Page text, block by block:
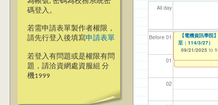
碼登入。
若需申請表單製作者權限，
請先行登入後填寫申請表單
若登入有問題或是權限有問
題，請洽資網處資服組 分
機1999
All day
Before 01
01
02
【資網處】
整合系統～表單
03/27/2013 to
我愛銘傳我愛養
校區)
09/02/2019 to
【財務處】工讀
11/12/2021to
07/31/2027
【財務處】漏打
錄
11/15/2021 to
114學年度前程
表(服務學習教師
04/17/2022 to
114
02/
114
03/
【學
07/
114
09/
教務
11/
商品
11/
114
02/
【財
08/
【電機資訊學
114/10/12止）
09/21/2025 to
【電機資訊學
間：114/09/30-
09/21/2025 to
【電機資訊學
明（報名延長至
09/21/2025 to
【電機資訊學
至：114/3/27）
09/21/2025 to